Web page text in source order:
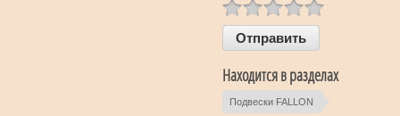
Находится в разделах
Подвески FALLON